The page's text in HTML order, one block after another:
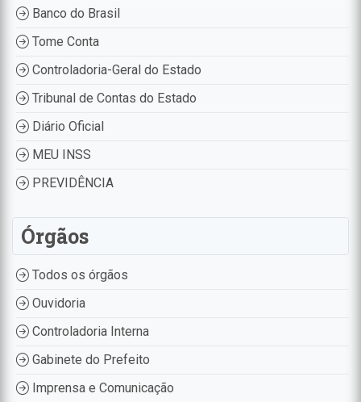
Banco do Brasil
Tome Conta
Controladoria-Geral do Estado
Tribunal de Contas do Estado
Diário Oficial
MEU INSS
PREVIDÊNCIA
Órgãos
Todos os órgãos
Ouvidoria
Controladoria Interna
Gabinete do Prefeito
Imprensa e Comunicação